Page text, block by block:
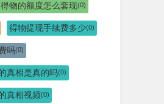
得物的额度怎么套现(0)
得物提现手续费多少(0)
吗(0)
真相是真的吗(0)
真相视频(0)